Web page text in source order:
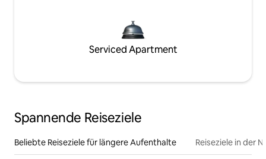
Serviced Apartment
Spannende Reiseziele
Beliebte Reiseziele für längere Aufenthalte Reiseziele in der